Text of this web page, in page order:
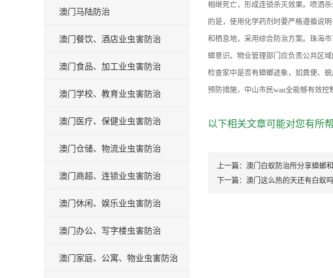
澳门马陆防治
澳门餐饮、酒店业虫害防治
澳门食品、加工业虫害防治
澳门学校、教育业虫害防治
澳门医疗、保健业虫害防治
澳门仓储、物流业虫害防治
澳门商超、连锁业虫害防治
澳门休闲、娱乐业虫害防治
澳门办公、写字楼虫害防治
澳门家庭、公寓、物业虫害防治
相继死亡，形成连锁杀灭效果。喷洒
的是，使用化学药剂时要严格遵循说
和栖息地，采用综合防治方案。珠海
蟑意识。物业管理部门应负责公共区
检查家中是否有蟑螂迹象，如粪便、
预防措施，中山市民wan全能够有效控
以下相关文章可能对您有所
上一篇： 澳门白蚁防治所分享蟑螂
下一篇： 澳门这么热的天还有白蚁吗